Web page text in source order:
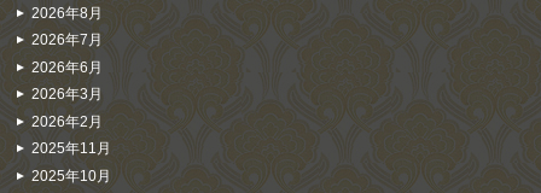
2026年8月
2026年7月
2026年6月
2026年3月
2026年2月
2025年11月
2025年10月